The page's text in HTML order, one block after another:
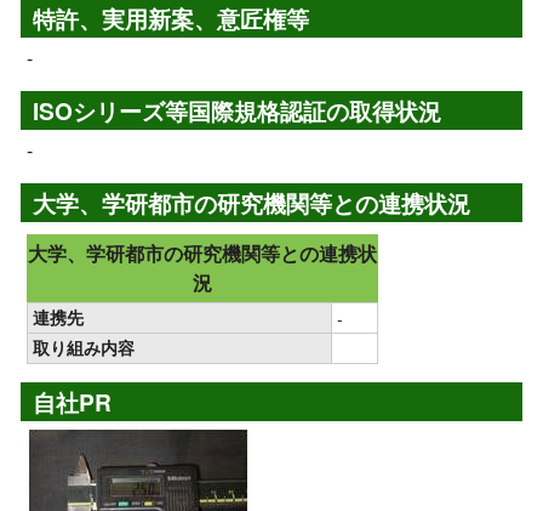
特許、実用新案、意匠権等
-
ISOシリーズ等国際規格認証の取得状況
-
大学、学研都市の研究機関等との連携状況
大学、学研都市の研究機関等との連携状
況
連携先 -
取り組み内容
自社PR